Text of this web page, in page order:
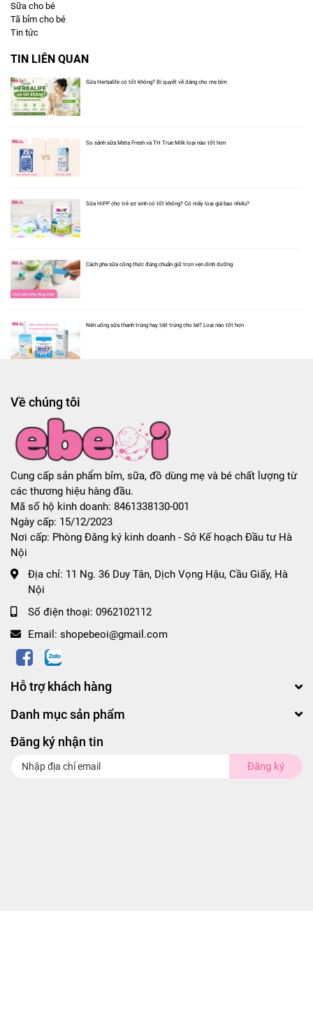
Sữa cho bé
Tã bỉm cho bé
Tin tức
TIN LIÊN QUAN
Sữa Herbalife có tốt không? Bí quyết về dáng cho mẹ bỉm
So sánh sữa Meta Fresh và TH True Milk loại nào tốt hơn
Sữa HiPP cho trẻ sơ sinh có tốt không? Có mấy loại giá bao nhiêu?
Cách pha sữa công thức đúng chuẩn giữ trọn vẹn dinh dưỡng
Nên uống sữa thanh trùng hay tiệt trùng cho bé? Loại nào tốt hơn
Về chúng tôi
Cung cấp sản phẩm bỉm, sữa, đồ dùng mẹ và bé chất lượng từ
các thương hiệu hàng đầu.
Mã số hộ kinh doanh: 8461338130-001
Ngày cấp: 15/12/2023
Nơi cấp: Phòng Đăng ký kinh doanh - Sở Kế hoạch Đầu tư Hà
Nội
Địa chỉ: 11 Ng. 36 Duy Tân, Dịch Vọng Hậu, Cầu Giấy, Hà
Nội
Số điện thoại: 0962102112
Email: shopebeoi@gmail.com
Hỗ trợ khách hàng
Danh mục sản phẩm
Đăng ký nhận tin
Đăng ký